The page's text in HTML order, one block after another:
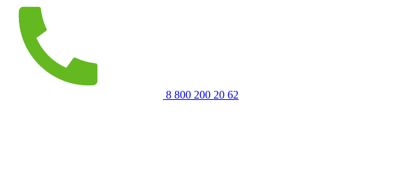
8 800 200 20 62